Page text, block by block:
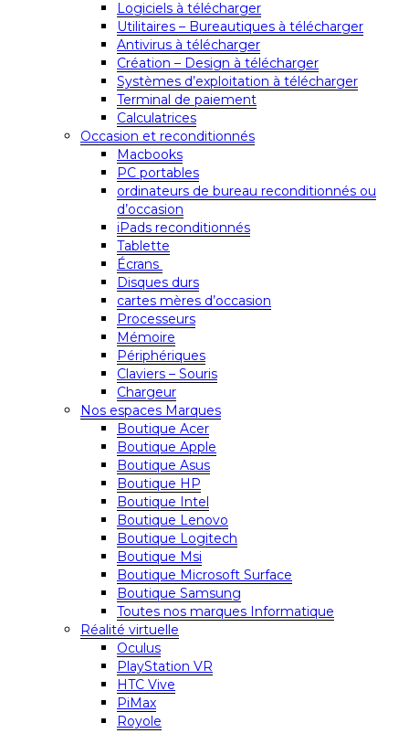
Logiciels à télécharger
Utilitaires – Bureautiques à télécharger
Antivirus à télécharger
Création – Design à télécharger
Systèmes d’exploitation à télécharger
Terminal de paiement
Calculatrices
Occasion et reconditionnés
Macbooks
PC portables
ordinateurs de bureau reconditionnés ou
d’occasion
iPads reconditionnés
Tablette
Écrans
Disques durs
cartes mères d’occasion
Processeurs
Mémoire
Périphériques
Claviers – Souris
Chargeur
Nos espaces Marques
Boutique Acer
Boutique Apple
Boutique Asus
Boutique HP
Boutique Intel
Boutique Lenovo
Boutique Logitech
Boutique Msi
Boutique Microsoft Surface
Boutique Samsung
Toutes nos marques Informatique
Réalité virtuelle
Oculus
PlayStation VR
HTC Vive
PiMax
Royole